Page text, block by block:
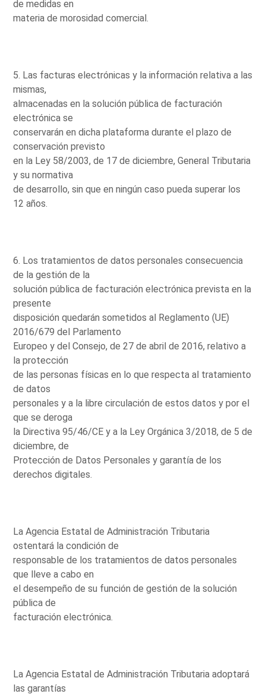
de medidas en
materia de morosidad comercial.
5. Las facturas electrónicas y la información relativa a las
mismas,
almacenadas en la solución pública de facturación
electrónica se
conservarán en dicha plataforma durante el plazo de
conservación previsto
en la Ley 58/2003, de 17 de diciembre, General Tributaria
y su normativa
de desarrollo, sin que en ningún caso pueda superar los
12 años.
6. Los tratamientos de datos personales consecuencia
de la gestión de la
solución pública de facturación electrónica prevista en la
presente
disposición quedarán sometidos al Reglamento (UE)
2016/679 del Parlamento
Europeo y del Consejo, de 27 de abril de 2016, relativo a
la protección
de las personas físicas en lo que respecta al tratamiento
de datos
personales y a la libre circulación de estos datos y por el
que se deroga
la Directiva 95/46/CE y a la Ley Orgánica 3/2018, de 5 de
diciembre, de
Protección de Datos Personales y garantía de los
derechos digitales.
La Agencia Estatal de Administración Tributaria
ostentará la condición de
responsable de los tratamientos de datos personales
que lleve a cabo en
el desempeño de su función de gestión de la solución
pública de
facturación electrónica.
La Agencia Estatal de Administración Tributaria adoptará
las garantías